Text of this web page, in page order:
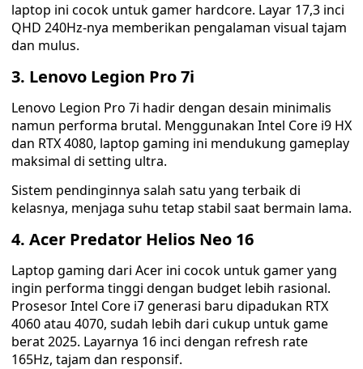
laptop ini cocok untuk gamer hardcore. Layar 17,3 inci
QHD 240Hz-nya memberikan pengalaman visual tajam
dan mulus.
3. Lenovo Legion Pro 7i
Lenovo Legion Pro 7i hadir dengan desain minimalis
namun performa brutal. Menggunakan Intel Core i9 HX
dan RTX 4080, laptop gaming ini mendukung gameplay
maksimal di setting ultra.
Sistem pendinginnya salah satu yang terbaik di
kelasnya, menjaga suhu tetap stabil saat bermain lama.
4. Acer Predator Helios Neo 16
Laptop gaming dari Acer ini cocok untuk gamer yang
ingin performa tinggi dengan budget lebih rasional.
Prosesor Intel Core i7 generasi baru dipadukan RTX
4060 atau 4070, sudah lebih dari cukup untuk game
berat 2025. Layarnya 16 inci dengan refresh rate
165Hz, tajam dan responsif.